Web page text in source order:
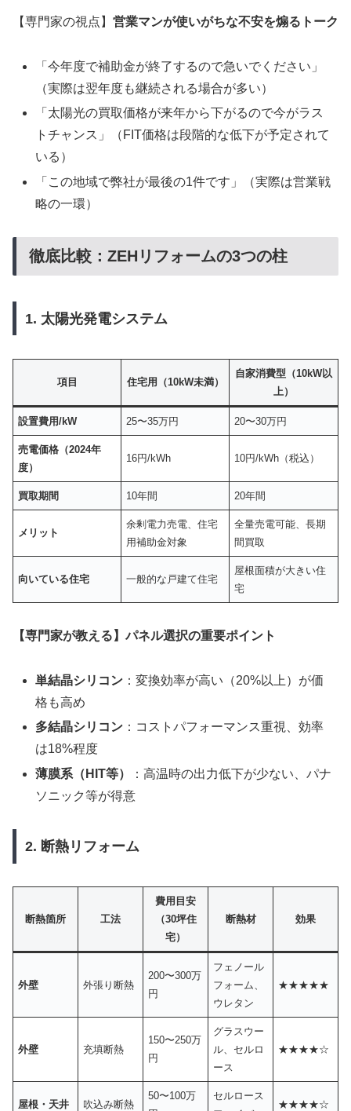
【専門家の視点】 営業マンが使いがちな不安を煽るトーク
「今年度で補助金が終了するので急いでください」
（実際は翌年度も継続される場合が多い）
「太陽光の買取価格が来年から下がるので今がラス
トチャンス」（FIT価格は段階的な低下が予定されて
いる）
「この地域で弊社が最後の1件です」（実際は営業戦
略の一環）
徹底比較：ZEHリフォームの3つの柱
1. 太陽光発電システム
項目 住宅用（10kW未満）
自家消費型（10kW以
上）
設置費用/kW 25〜35万円 20〜30万円
売電価格（2024年
度）
16円/kWh 10円/kWh（税込）
買取期間 10年間 20年間
メリット
余剰電力売電、住宅
用補助金対象
全量売電可能、長期
間買取
向いている住宅 一般的な戸建て住宅
屋根面積が大きい住
宅
【専門家が教える】パネル選択の重要ポイント
単結晶シリコン ：変換効率が高い（20%以上）が価
格も高め
多結晶シリコン ：コストパフォーマンス重視、効率
は18%程度
薄膜系（HIT等）
：高温時の出力低下が少ない、パナ
ソニック等が得意
2. 断熱リフォーム
断熱箇所 工法
費用目安
（30坪住
宅）
断熱材 効果
外壁 外張り断熱
200〜300万
円
フェノール
フォーム、
ウレタン
★★★★★
外壁 充填断熱
150〜250万
円
グラスウー
ル、セルロ
ース
★★★★☆
屋根・天井 吹込み断熱
50〜100万
セルロース
★★★★☆